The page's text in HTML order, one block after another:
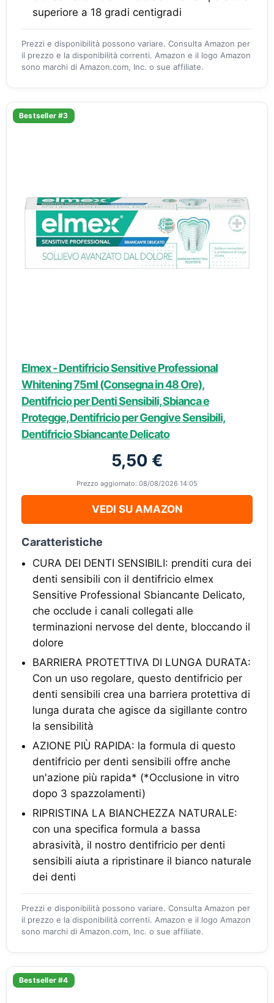
superiore a 18 gradi centigradi
Prezzi e disponibilità possono variare. Consulta Amazon per
il prezzo e la disponibilità correnti. Amazon e il logo Amazon
sono marchi di Amazon.com, Inc. o sue affiliate.
Bestseller #3
Elmex - Dentifricio Sensitive Professional
Whitening 75ml (Consegna in 48 Ore),
Dentifricio per Denti Sensibili, Sbianca e
Protegge, Dentifricio per Gengive Sensibili,
Dentifricio Sbiancante Delicato
5,50 €
Prezzo aggiornato: 08/08/2026 14:05
VEDI SU AMAZON
Caratteristiche
CURA DEI DENTI SENSIBILI: prenditi cura dei
denti sensibili con il dentifricio elmex
Sensitive Professional Sbiancante Delicato,
che occlude i canali collegati alle
terminazioni nervose del dente, bloccando il
dolore
BARRIERA PROTETTIVA DI LUNGA DURATA:
Con un uso regolare, questo dentifricio per
denti sensibili crea una barriera protettiva di
lunga durata che agisce da sigillante contro
la sensibilità
AZIONE PIÙ RAPIDA: la formula di questo
dentifricio per denti sensibili offre anche
un'azione più rapida* (*Occlusione in vitro
dopo 3 spazzolamenti)
RIPRISTINA LA BIANCHEZZA NATURALE:
con una specifica formula a bassa
abrasività, il nostro dentifricio per denti
sensibili aiuta a ripristinare il bianco naturale
dei denti
Prezzi e disponibilità possono variare. Consulta Amazon per
il prezzo e la disponibilità correnti. Amazon e il logo Amazon
sono marchi di Amazon.com, Inc. o sue affiliate.
Bestseller #4